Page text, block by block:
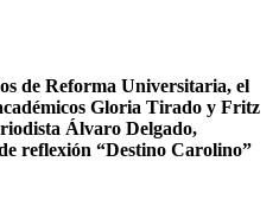
de Reforma Universitaria, el
Gloria Tirado y Fritz
Álvaro Delgado,
reflexión “Destino Carolino”